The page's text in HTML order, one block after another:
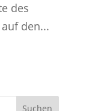
des
den...